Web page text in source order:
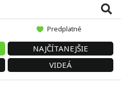
Predplatné
NAJČÍTANEJŠIE
VIDEÁ